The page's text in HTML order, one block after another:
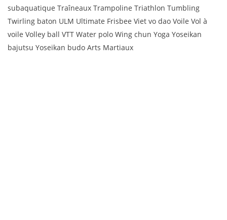
subaquatique Traîneaux Trampoline Triathlon Tumbling
Twirling baton ULM Ultimate Frisbee Viet vo dao Voile Vol à
voile Volley ball VTT Water polo Wing chun Yoga Yoseikan
bajutsu Yoseikan budo Arts Martiaux